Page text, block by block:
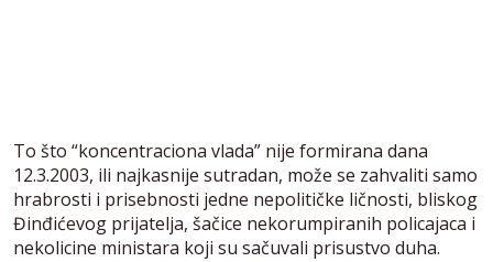
To što “koncentraciona vlada” nije formirana dana
12.3.2003, ili najkasnije sutradan, može se zahvaliti samo
hrabrosti i prisebnosti jedne nepolitičke ličnosti, bliskog
Đinđićevog prijatelja, šačice nekorumpiranih policajaca i
nekolicine ministara koji su sačuvali prisustvo duha.